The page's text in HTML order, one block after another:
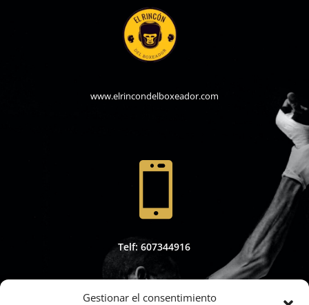
Gestionar el consentimiento
www.elrincondelboxeador.com

Telf: 607344916